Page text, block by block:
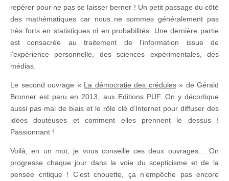
repérer pour ne pas se laisser berner ! Un petit passage du côté
des mathématiques car nous ne sommes généralement pas
très forts en statistiques ni en probabilités. Une dernière partie
est consacrée au traitement de l’information issue de
l’expérience personnelle, des sciences expérimentales, des
médias.
Le second ouvrage « La démocratie des crédules» de Gérald
Bronner est paru en 2013, aux Editions PUF. On y décortique
aussi pas mal de biais et le rôle clé d’Internet pour diffuser des
idées douteuses et comment elles prennent le dessus !
Passionnant !
Voilà, en un mot, je vous conseille ces deux ouvrages… On
progresse chaque jour dans la voie du scepticisme et de la
pensée critique ! C’est chouette, ça n’empêche pas encore